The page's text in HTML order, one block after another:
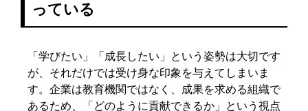
っている
「学びたい」「成長したい」という姿勢は大切です
が、それだけでは受け身な印象を与えてしまいま
す。企業は教育機関ではなく、成果を求める組織で
あるため、「どのように貢献できるか」という視点